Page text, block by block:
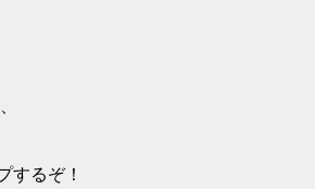
するぞ！